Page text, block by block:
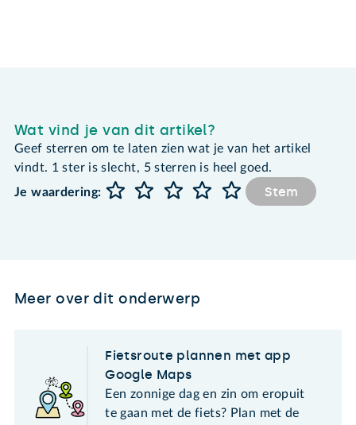
Wat vind je van dit artikel?
Geef sterren om te laten zien wat je van het artikel
vindt. 1 ster is slecht, 5 sterren is heel goed.
Je waardering:
Stem
Meer over dit onderwerp
Fietsroute plannen met app
Google Maps
Een zonnige dag en zin om eropuit
te gaan met de fiets? Plan met de